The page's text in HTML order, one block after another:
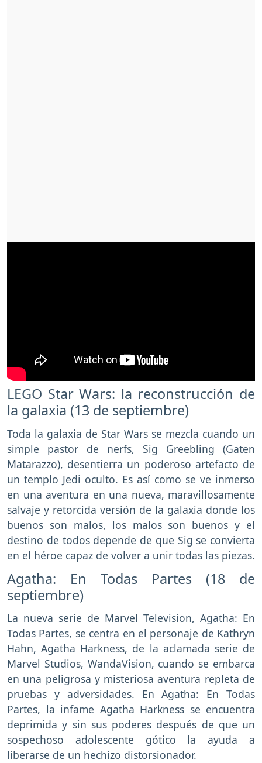
LEGO Star Wars: la reconstrucción de
la galaxia (13 de septiembre)
Toda la galaxia de Star Wars se mezcla cuando un
simple pastor de nerfs, Sig Greebling (Gaten
Matarazzo), desentierra un poderoso artefacto de
un templo Jedi oculto. Es así como se ve inmerso
en una aventura en una nueva, maravillosamente
salvaje y retorcida versión de la galaxia donde los
buenos son malos, los malos son buenos y el
destino de todos depende de que Sig se convierta
en el héroe capaz de volver a unir todas las piezas.
Agatha: En Todas Partes (18 de
septiembre)
La nueva serie de Marvel Television, Agatha: En
Todas Partes, se centra en el personaje de Kathryn
Hahn, Agatha Harkness, de la aclamada serie de
Marvel Studios, WandaVision, cuando se embarca
en una peligrosa y misteriosa aventura repleta de
pruebas y adversidades. En Agatha: En Todas
Partes, la infame Agatha Harkness se encuentra
deprimida y sin sus poderes después de que un
sospechoso adolescente gótico la ayuda a
liberarse de un hechizo distorsionador.